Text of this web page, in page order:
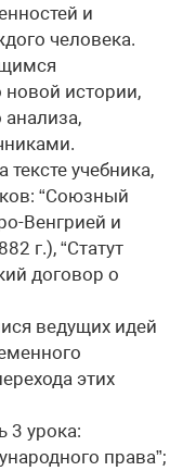
и
человека.
новой истории,
учебника,
“Союзный
Венгрией и
г.), “Статут
договор о
ведущих идей
этих
3 урока:
права”;